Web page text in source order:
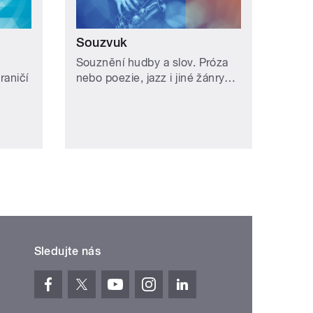
Souzvuk
Souznění hudby a slov. Próza
nebo poezie, jazz i jiné žánry…
Sledujte nás